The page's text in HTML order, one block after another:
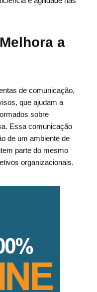
a
de comunicação,
que ajudam a
sobre
Essa comunicação
de um ambiente de
parte do mesmo
organizacionais.